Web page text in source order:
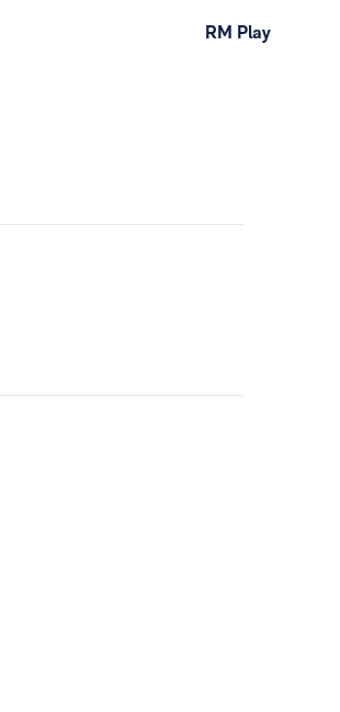
RM Play